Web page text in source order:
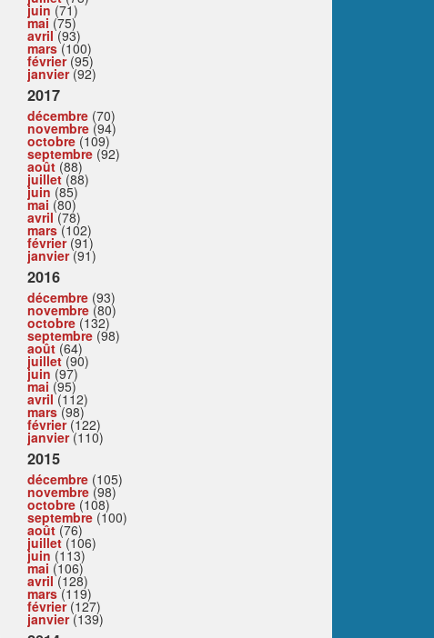
juin (71)
mai (75)
avril(93)
mars(100)
février(95)
janvier(92)
2017
décembre (70)
novembre (94)
octobre (109)
septembre (92)
août (88)
juillet(88)
juin (85)
mai (80)
avril(78)
mars(102)
février(91)
janvier(91)
2016
décembre (93)
novembre (80)
octobre (132)
septembre (98)
août (64)
juillet(90)
juin (97)
mai (95)
avril(112)
mars(98)
février(122)
janvier(110)
2015
décembre (105)
novembre (98)
octobre (108)
septembre (100)
août (76)
juillet(106)
juin (113)
mai (106)
avril(128)
mars(119)
février(127)
janvier(139)